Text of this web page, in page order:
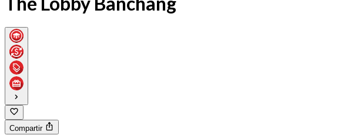
Compartir